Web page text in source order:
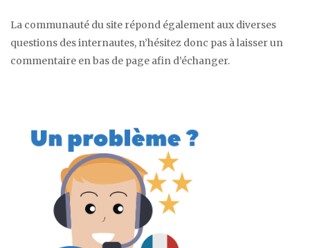
La communauté du site répond également aux diverses
questions des internautes, n’hésitez donc pas à laisser un
commentaire en bas de page afin d’échanger.